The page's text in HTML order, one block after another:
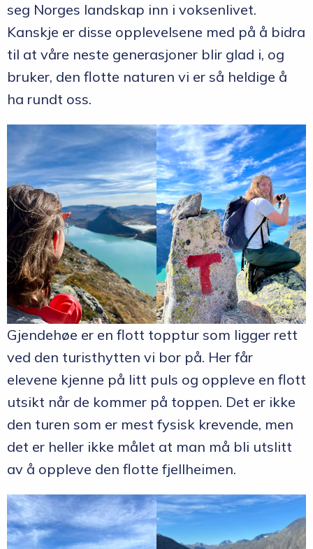
seg Norges landskap inn i voksenlivet.
Kanskje er disse opplevelsene med på å bidra
til at våre neste generasjoner blir glad i, og
bruker, den flotte naturen vi er så heldige å
ha rundt oss.
Gjendehøe er en flott topptur som ligger rett
ved den turisthytten vi bor på. Her får
elevene kjenne på litt puls og oppleve en flott
utsikt når de kommer på toppen. Det er ikke
den turen som er mest fysisk krevende, men
det er heller ikke målet at man må bli utslitt
av å oppleve den flotte fjellheimen.